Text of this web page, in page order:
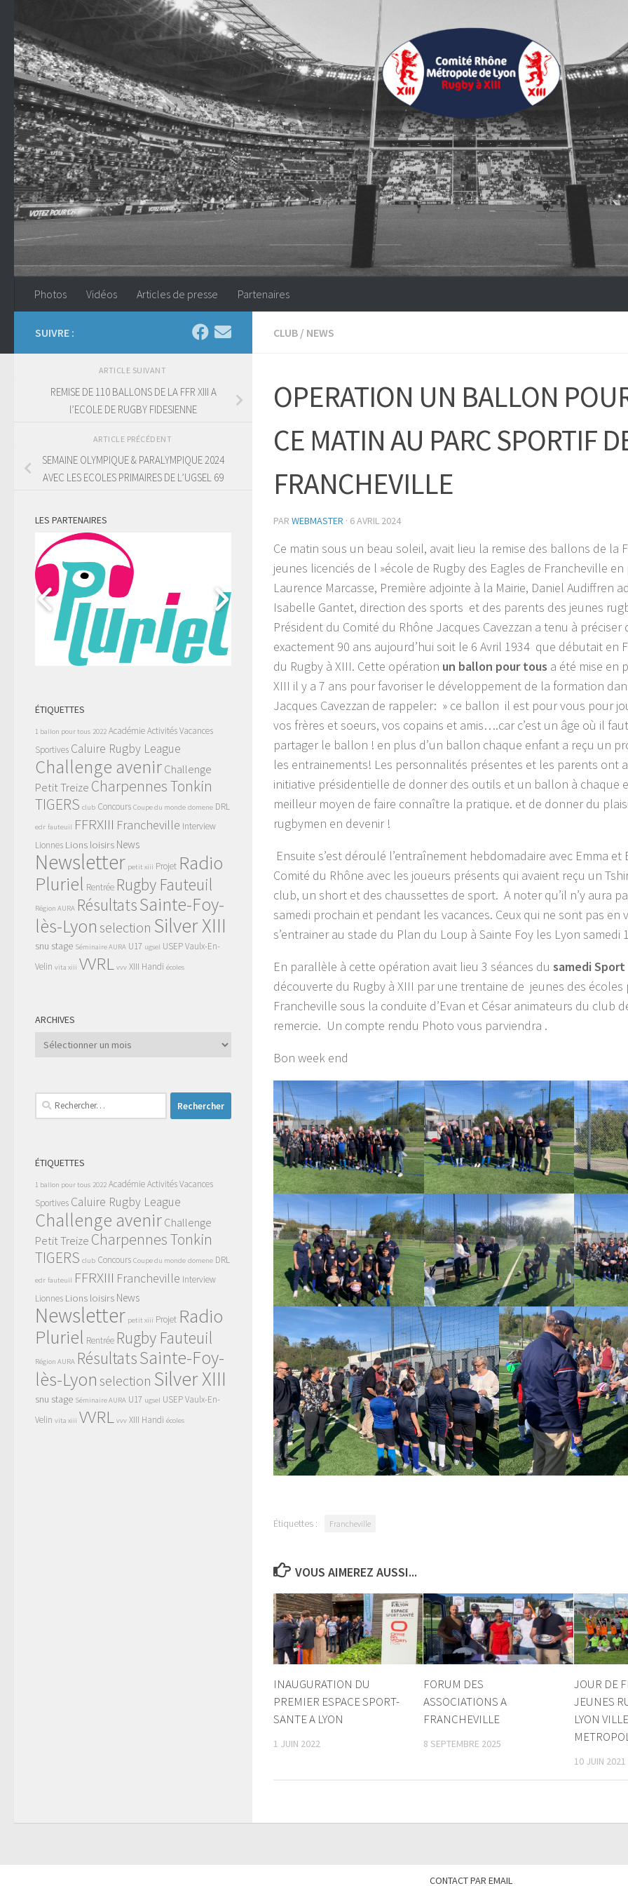
Skip to content
Photos Vidéos Articles de presse Partenaires
CLUB / NEWS
OPERATION UN BALLON
CE MATIN AU PARC SPORTIF
FRANCHEVILLE
PAR WEBMASTER · 6 AVRIL 2024
Ce matin sous un beau soleil, avait lieu la remise des ballons de la
jeunes licenciés de l »école de Rugby des Eagles de Francheville
Laurence Marcasse, Première adjointe à la Mairie, Daniel Audiffren
Isabelle Gantet, direction des sports et des parents des jeunes
Président du Comité du Rhône Jacques Cavezzan a tenu à préciser
exactement 90 ans aujourd’hui soit le 6 Avril 1934 que débutait en
du Rugby à XIII. Cette opération un ballon pour tous a été mise en
XIII il y a 7 ans pour favoriser le développement de la formation
Jacques Cavezzan de rappeler: » ce ballon il est pour vous pour
vos frères et soeurs, vos copains et amis….car c’est un âge où il
partager le ballon ! en plus d’un ballon chaque enfant a reçu un
les entrainements! Les personnalités présentes et les parents ont
initiative présidentielle de donner des outils et un ballon à chaque
meilleur moyen de faire connaître la pratique. et de donner du
rugbymen en devenir !
Ensuite s’est déroulé l’entraînement hebdomadaire avec Emma et
Comité du Rhône avec les joueurs présents qui avaient reçu un
club, un short et des chaussettes de sport. A noter qu’il n’y aura
samedi prochain et pendant les vacances. Ceux qui ne sont pas en
s’entrainer au stade du Plan du Loup à Sainte Foy les Lyon samedi
En parallèle à cette opération avait lieu 3 séances du samedi Sport
découverte du Rugby à XIII par une trentaine de jeunes des écoles
Francheville sous la conduite d’Evan et César animateurs du club
remercie. Un compte rendu Photo vous parviendra .
Bon week end
Étiquettes : Francheville
VOUS AIMEREZ AUSSI...
INAUGURATION DU
PREMIER ESPACE SPORT-
SANTE A LYON
1 JUIN 2022
FORUM DES
ASSOCIATIONS A
FRANCHEVILLE
8 SEPTEMBRE 2025
JOUR DE
JEUNES
LYON
10 JUIN 2021
SUIVRE :
ARTICLE SUIVANT
REMISE DE 110 BALLONS DE LA FFR XIII A
l’ECOLE DE RUGBY FIDESIENNE
ARTICLE PRÉCÉDENT
SEMAINE OLYMPIQUE & PARALYMPIQUE 2024
AVEC LES ECOLES PRIMAIRES DE L’UGSEL 69
LES PARTENAIRES
ÉTIQUETTES
1 ballon pour tous 2022 AcadémieActivités Vacances
Sportives Caluire Rugby League
Challenge avenirChallenge
Petit Treize Charpennes Tonkin
TIGERS club Concours Coupe du monde domene DRL
edr fauteuil FFRXIII Francheville Interview
Lionnes Lions loisirs News
Newsletter petit xiii Projet Radio
Pluriel Rentrée Rugby Fauteuil
Région AURA RésultatsSainte-Foy-
lès-Lyon selection Silver XIII
snu stage Séminaire AURA U17 ugsel USEPVaulx-En-
Velin vita xiii VVRL vvv XIII Handi écoles
ARCHIVES
Archives
Rechercher :
ÉTIQUETTES
1 ballon pour tous 2022 AcadémieActivités Vacances
Sportives Caluire Rugby League
Challenge avenirChallenge
Petit Treize Charpennes Tonkin
TIGERS club Concours Coupe du monde domene DRL
edr fauteuil FFRXIII Francheville Interview
Lionnes Lions loisirs News
Newsletter petit xiii Projet Radio
Pluriel Rentrée Rugby Fauteuil
Région AURA RésultatsSainte-Foy-
lès-Lyon selection Silver XIII
snu stage Séminaire AURA U17 ugsel USEPVaulx-En-
Velin vita xiii VVRL vvv XIII Handi écoles
CONTACT PAR EMAIL